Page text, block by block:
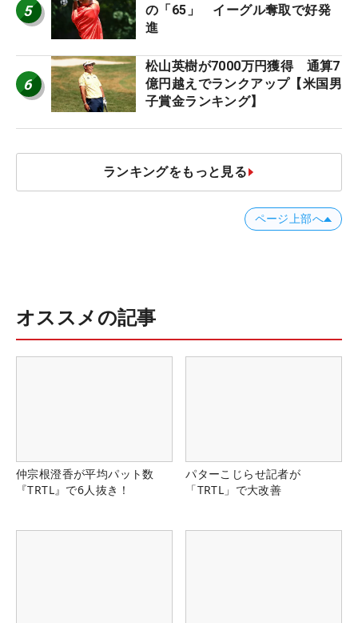
5
の「65」 イーグル奪取で好発
進
6
松山英樹が7000万円獲得 通算7
億円越えでランクアップ【米国男
子賞金ランキング】
ランキングをもっと見る
ページ上部へ
オススメの記事
仲宗根澄香が平均パット数
『TRTL』で6人抜き！
パターこじらせ記者が
「TRTL」で大改善